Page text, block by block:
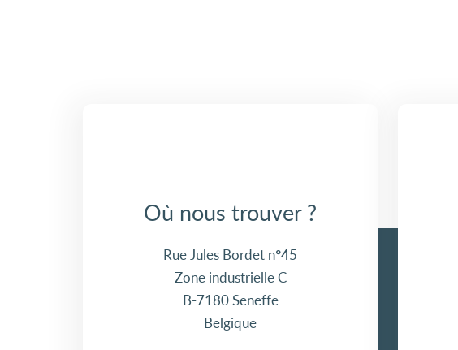
Où nous trouver ?
Rue Jules Bordet n°45
Zone industrielle C
B-7180 Seneffe
Belgique